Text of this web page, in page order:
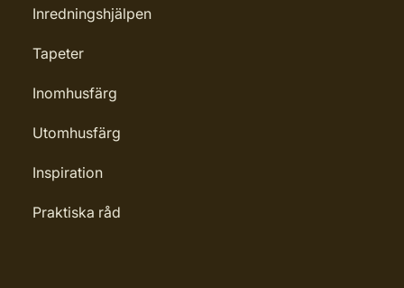
Inredningshjälpen
Tapeter
Inomhusfärg
Utomhusfärg
Inspiration
Praktiska råd